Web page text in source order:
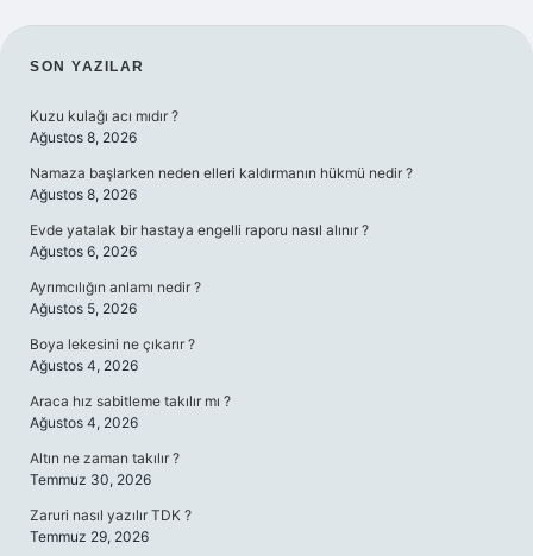
SIDEBAR
SON YAZILAR
Kuzu kulağı acı mıdır ?
Ağustos 8, 2026
Namaza başlarken neden elleri kaldırmanın hükmü nedir ?
Ağustos 8, 2026
Evde yatalak bir hastaya engelli raporu nasıl alınır ?
Ağustos 6, 2026
Ayrımcılığın anlamı nedir ?
Ağustos 5, 2026
Boya lekesini ne çıkarır ?
Ağustos 4, 2026
Araca hız sabitleme takılır mı ?
Ağustos 4, 2026
Altın ne zaman takılır ?
Temmuz 30, 2026
Zaruri nasıl yazılır TDK ?
Temmuz 29, 2026